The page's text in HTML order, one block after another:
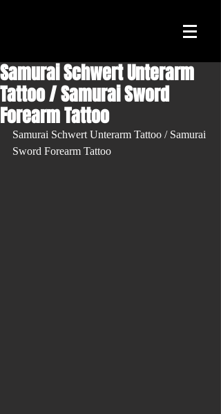
Samurai Schwert Unterarm
Tattoo / Samurai Sword
Forearm Tattoo
Samurai Schwert Unterarm Tattoo / Samurai
Sword Forearm Tattoo